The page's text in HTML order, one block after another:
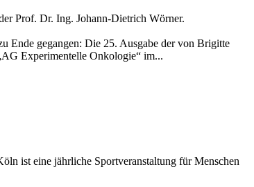
Prof. Dr. Ing. Johann-Dietrich Wörner.
Ende gegangen: Die 25. Ausgabe der von Brigitte
Experimentelle Onkologie“ im...
ist eine jährliche Sportveranstaltung für Menschen